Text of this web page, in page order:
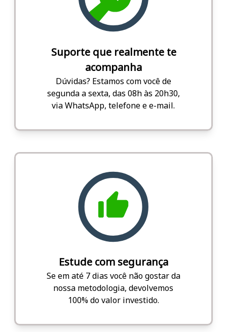
Suporte que realmente te
acompanha
Dúvidas? Estamos com você de
segunda a sexta, das 08h às 20h30,
via WhatsApp, telefone e e-mail.
Estude com segurança
Se em até 7 dias você não gostar da
nossa metodologia, devolvemos
100% do valor investido.